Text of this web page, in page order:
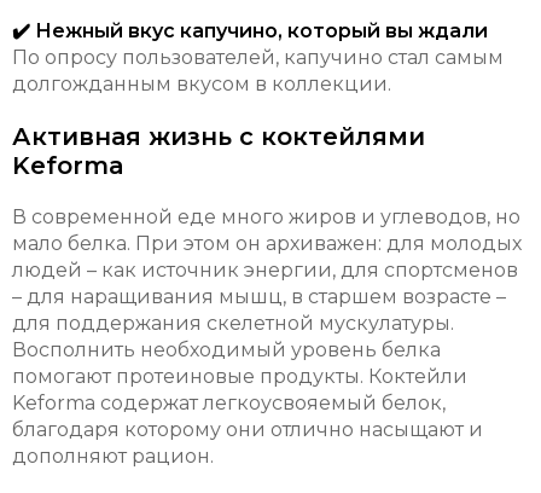
✔️ Нежный вкус капучино, который вы ждали
По опросу пользователей, капучино стал самым
долгожданным вкусом в коллекции.
Активная жизнь с коктейлями
Keforma
В современной еде много жиров и углеводов, но
мало белка. При этом он архиважен: для молодых
людей – как источник энергии, для спортсменов
– для наращивания мышц, в старшем возрасте –
для поддержания скелетной мускулатуры.
Восполнить необходимый уровень белка
помогают протеиновые продукты. Коктейли
Keforma содержат легкоусвояемый белок,
благодаря которому они отлично насыщают и
дополняют рацион.